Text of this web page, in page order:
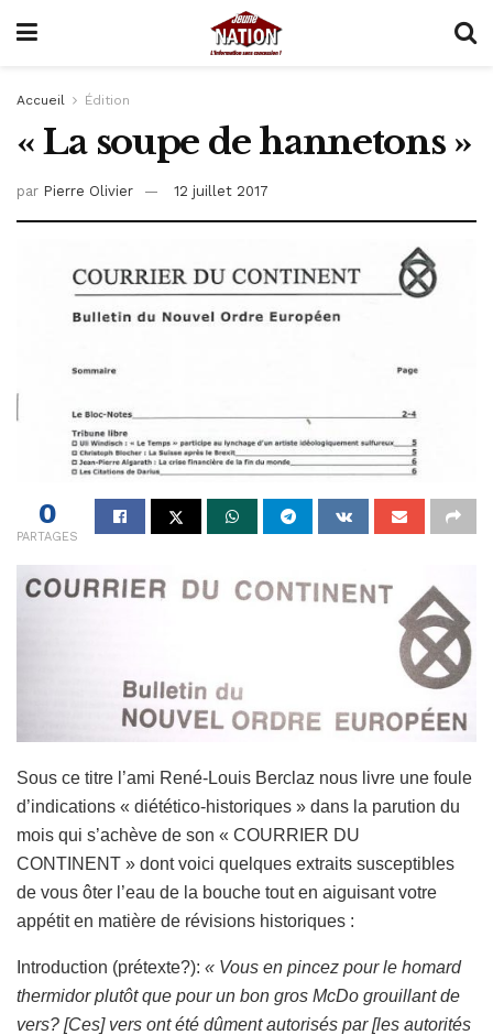
Accueil Édition
« La soupe de hannetons »
par Pierre Olivier 12 juillet 2017
0
PARTAGES
Sous ce titre l’ami René-Louis Berclaz nous livre une foule
d’indications « diétético-historiques » dans la parution du
mois qui s’achève de son « COURRIER DU
CONTINENT » dont voici quelques extraits susceptibles
de vous ôter l’eau de la bouche tout en aiguisant votre
appétit en matière de révisions historiques :
Introduction (prétexte?): « Vous en pincez pour le homard
thermidor plutôt que pour un bon gros McDo grouillant de
vers? [Ces] vers ont été dûment autorisés par [les autorités